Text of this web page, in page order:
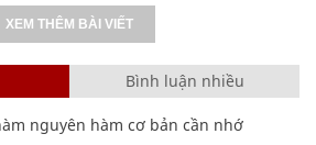
XEM THÊM BÀI VIẾT
Bình luận nhiều
nguyên hàm cơ bản cần nhớ